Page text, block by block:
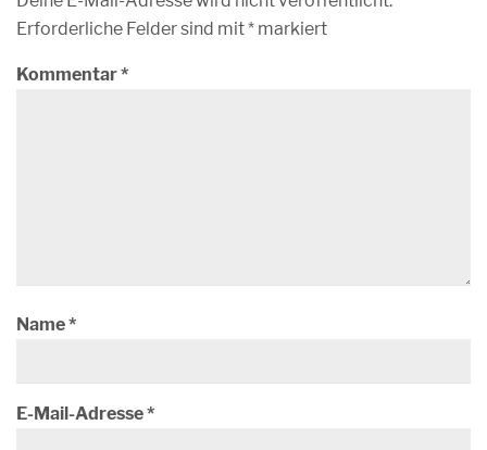
Erforderliche Felder sind mit* markiert
Kommentar*
Name*
E-Mail-Adresse*